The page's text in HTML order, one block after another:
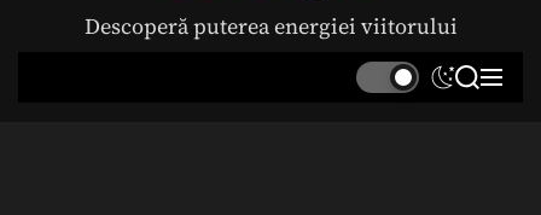
Descoperă puterea energiei viitorului
S
S M